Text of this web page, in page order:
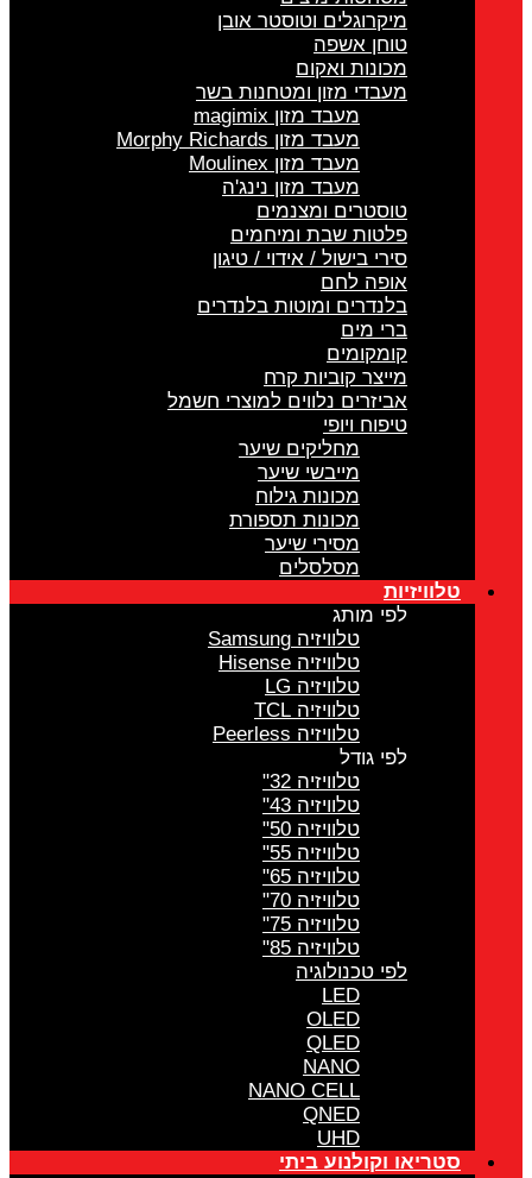
מיקרוגלים וטוסטר אובן
טוחן אשפה
מכונות ואקום
מעבדי מזון ומטחנות בשר
מעבד מזון magimix
מעבד מזון Morphy Richards
מעבד מזון Moulinex
מעבד מזון נינג'ה
טוסטרים ומצנמים
פלטות שבת ומיחמים
סירי בישול / אידוי / טיגון
אופה לחם
בלנדרים ומוטות בלנדרים
ברי מים
קומקומים
מייצר קוביות קרח
אביזרים נלווים למוצרי חשמל
טיפוח ויופי
מחליקים שיער
מייבשי שיער
מכונות גילוח
מכונות תספורת
מסירי שיער
מסלסלים
טלוויזיות
לפי מותג
טלוויזיה Samsung
טלוויזיה Hisense
טלוויזיה LG
טלוויזיה TCL
טלוויזיה Peerless
לפי גודל
טלוויזיה 32"
טלוויזיה 43"
טלוויזיה 50"
טלוויזיה 55"
טלוויזיה 65"
טלוויזיה 70"
טלוויזיה 75"
טלוויזיה 85"
לפי טכנולוגיה
LED
OLED
QLED
NANO
NANO CELL
QNED
UHD
סטריאו וקולנוע ביתי